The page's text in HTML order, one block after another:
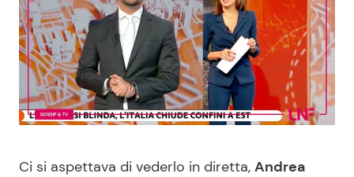
News Musica
News Spettacolo
Benessere Cucina e Ricette
Ci si aspettava di vederlo in diretta, Andrea